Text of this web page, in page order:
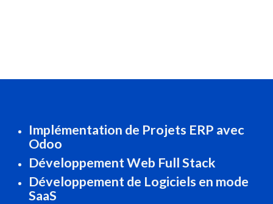
Implémentation de Projets ERP avec
Odoo
Développement Web Full Stack
Développement de Logiciels en mode
SaaS